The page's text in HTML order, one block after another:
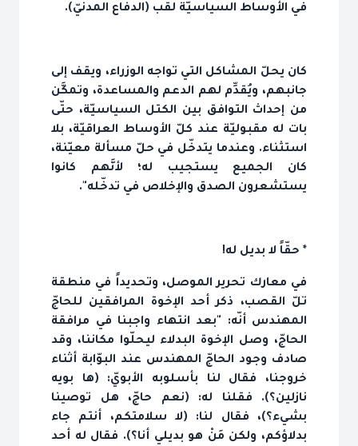
في الأوساط السياسيّة لقب (الدفاع المدنيّ).
كان يحلّ المشاكل التي تواجه الوزراء، ويقف إلى
جانبهم، ويُقدِّم لهم الدعم والمساعدة، وتمكَّن
من إحداث التوافق بين الكتل السياسيّة، حتّى
بات له مقبوليّة عند كلّ الأوساط العراقيّة، بلا
استثناء. وعندما يتدخّل في حلّ مسألة معيّنة،
كان الجميع يستجيب له؛ لأنَّهم كانوا
يستشعرون الصدق والإخلاص في تدخّله".
* حقّاً لا بديل له!
في معارك تحرير الموصل، وتحديداً في منطقة
تلّ القصب، ذكر أحد الإخوة المرافقين للحاجّ
المهندس أنّه: "بعد انتهاء واجبنا في مرافقة
الحاجّ، وصل الإخوة البدلاء ليحلّوا مكاننا، وقد
صادف وجود الحاجّ المهندس عند البوّابة أثناء
خروجنا، فقال لنا بأسلوبه الأبويّ: (ها بويه
نازلين؟). فقلنا له: (نعم حاجّ، هل توصينا
بشيء؟)، فقال لنا: (لا سلامتكم، أنتم جاء
بدلاؤكم، ولكن مَنْ هو بديلي أنا؟). فقال له أحد